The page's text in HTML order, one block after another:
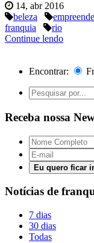
14, abr 2016
beleza
franquia
rio
Continue lendo
Encontrar:
Receba nossa
Eu quero ficar
Notícias de
7 dias
30 dias
Todas